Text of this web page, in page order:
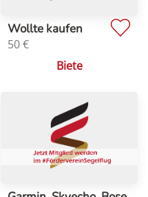
Wollte kaufen
50€
Biete